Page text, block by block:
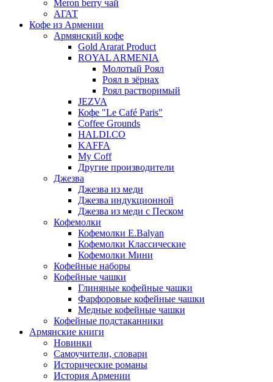
Meron berry чай
АГАТ
Кофе из Армении
Армянский кофе
Gold Ararat Product
ROYAL ARMENIA
Молотый Роял
Роял в зёрнах
Роял растворимый
JEZVA
Кофе "Le Café Paris"
Coffee Grounds
HALDI.CO
KAFFA
My Coff
Другие производители
Джезва
Джезва из меди
Джезва индукционной
Джезва из меди с Песком
Кофемолки
Кофемолки E.Balyan
Кофемолки Классические
Кофемолки Мини
Кофейные наборы
Кофейные чашки
Глиняные кофейные чашки
Фарфоровые кофейные чашки
Медные кофейные чашки
Кофейные подстаканники
Армянские книги
Новинки
Самоучители, словари
Исторические романы
История Армении